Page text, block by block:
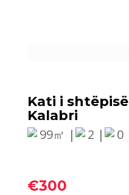
Kati i
Kalabri
99㎡ |
2 | 0
€300